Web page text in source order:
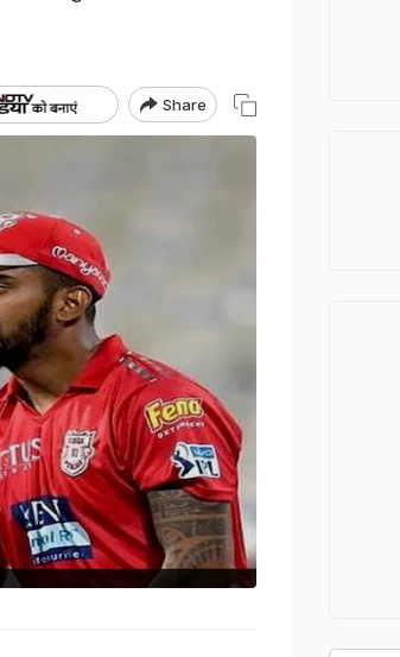
Share